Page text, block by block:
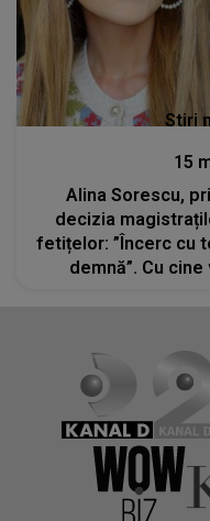
Stiri
15
Alina Sorescu,
decizia
fetițelor: ”Încerc cu
demnă”. Cu